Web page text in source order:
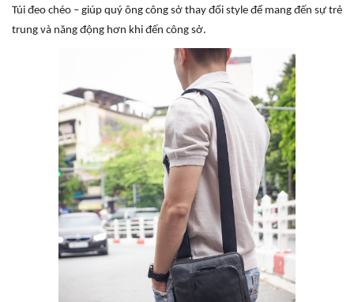
Túi đeo chéo – giúp quý ông công sở thay đổi style để mang đến sự trẻ
trung và năng động hơn khi đến công sở.